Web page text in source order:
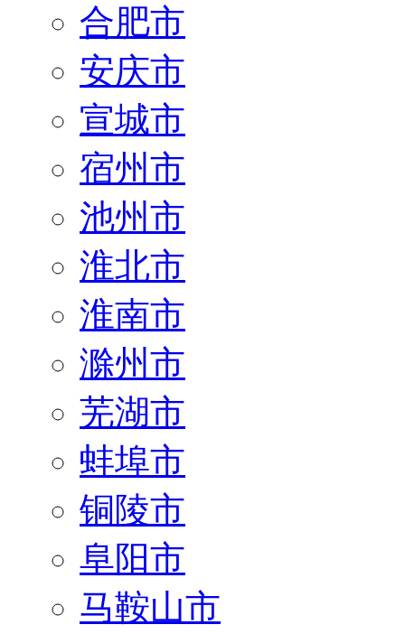
合肥市
安庆市
宣城市
宿州市
池州市
淮北市
淮南市
滁州市
芜湖市
蚌埠市
铜陵市
阜阳市
马鞍山市